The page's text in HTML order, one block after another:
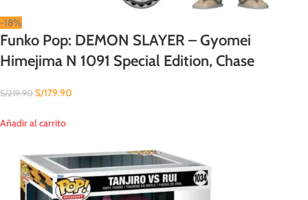
-18%
Funko Pop: DEMON SLAYER – Gyomei
Himejima N 1091 Special Edition, Chase
S/219.90 S/179.90
Añadir al carrito